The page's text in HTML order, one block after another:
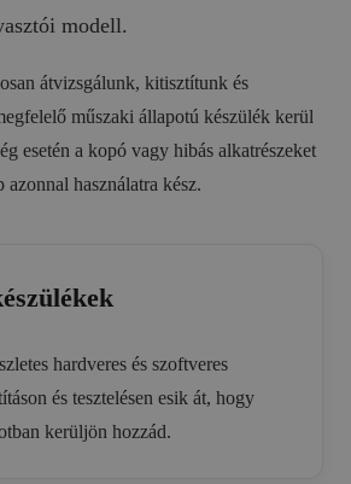
modell.
átvizsgálunk, kitisztítunk és
műszaki állapotú készülék kerül
esetén a kopó vagy hibás alkatrészeket
használatra kész.
hardveres és szoftveres
és tesztelésen esik át, hogy
kerüljön hozzád.